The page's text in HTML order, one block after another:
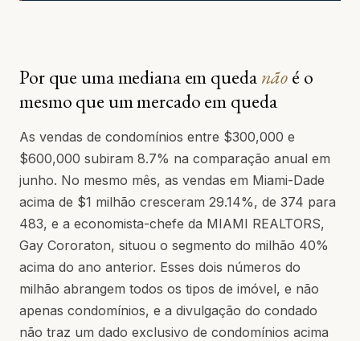
Por que uma mediana em quedanãoé o
mesmo que um mercado em queda
As vendas de condomínios entre $300,000 e
$600,000 subiram 8.7% na comparação anual em
junho. No mesmo mês, as vendas em Miami-Dade
acima de $1 milhão cresceram 29.14%, de 374 para
483, e a economista-chefe da MIAMI REALTORS,
Gay Cororaton, situou o segmento do milhão 40%
acima do ano anterior. Esses dois números do
milhão abrangem todos os tipos de imóvel, e não
apenas condomínios, e a divulgação do condado
não traz um dado exclusivo de condomínios acima